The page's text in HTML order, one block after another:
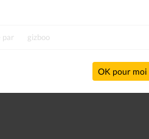
par gizboo
OK pour moi